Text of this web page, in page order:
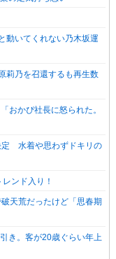
動いてくれない乃木坂運
莉乃を召還するも再生数
おかぴ社長に怒られた。
定 水着や思わずドキリの
ンド入り！
天荒だったけど「思春期
き。客が20歳ぐらい年上